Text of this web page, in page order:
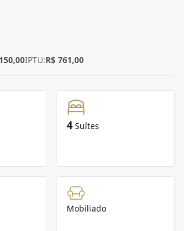
IPTU:R$ 761,00
4 Suítes
Mobiliado